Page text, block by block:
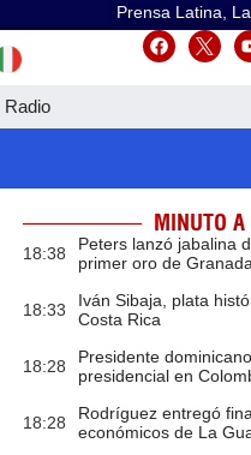
Prensa Latina,
Radio
MINUTO
18:38
Peters lanzó jabalina
primer oro de
18:33
Iván Sibaja, plata
Costa Rica
18:28
Presidente
presidencial en
18:28
Rodríguez entregó
económicos de La